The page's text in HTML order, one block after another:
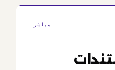
مباشر